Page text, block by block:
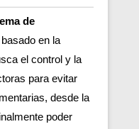
de
en la
el control y la
para evitar
desde la
poder